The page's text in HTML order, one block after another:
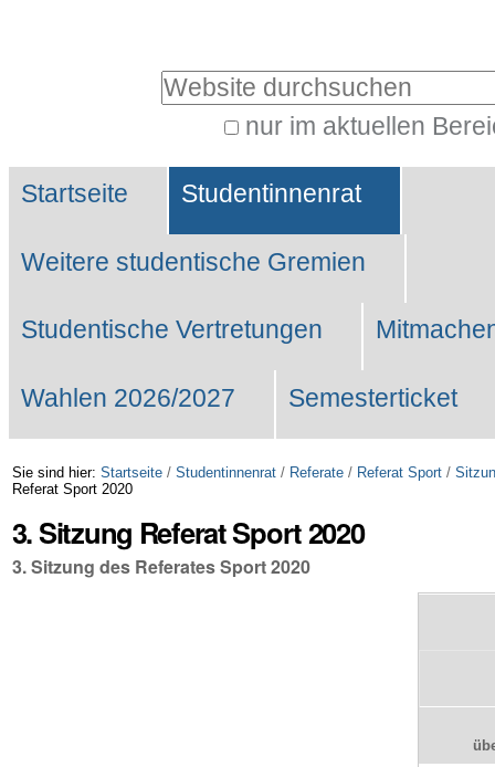
Website durchsuchen
nur im aktuellen
Suche…
Sektionen
Startseite Studentinnenrat
Weitere studentische Gremien
Studentische Vertretungen
Wahlen 2026/2027 Semesterticket
Sie sind hier: Startseite / Studentinnenrat / Referate / Referat Sport /
Referat Sport 2020
3. Sitzung Referat Sport 2020
3. Sitzung des Referates Sport 2020